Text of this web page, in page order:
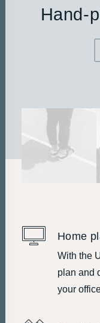
Hand-
Home
With the
plan and
your